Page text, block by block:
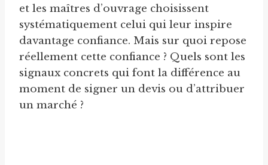
et les maîtres d’ouvrage choisissent
systématiquement celui qui leur inspire
davantage confiance. Mais sur quoi repose
réellement cette confiance ? Quels sont les
signaux concrets qui font la différence au
moment de signer un devis ou d’attribuer
un marché ?